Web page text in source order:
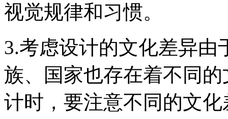
视觉规律和习惯。
3.考虑设计的文化差异由
族、国家也存在着不同
计时，要注意不同的文